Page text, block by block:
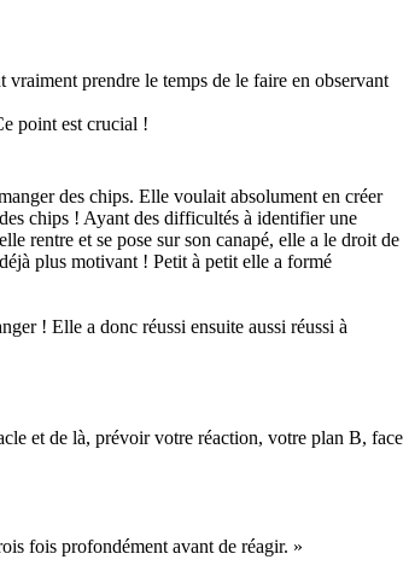
vraiment prendre le temps de le faire en observant
point est crucial !
des chips. Elle voulait absolument en créer
chips ! Ayant des difficultés à identifier une
rentre et se pose sur son canapé, elle a le droit de
plus motivant ! Petit à petit elle a formé
! Elle a donc réussi ensuite aussi réussi à
et de là, prévoir votre réaction, votre plan B, face
fois profondément avant de réagir. »